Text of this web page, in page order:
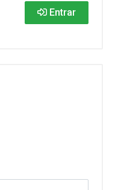
Entrar